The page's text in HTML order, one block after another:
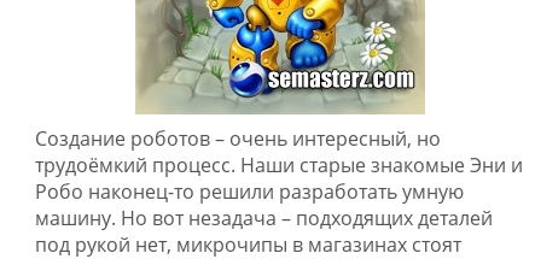
Создание роботов – очень интересный, но
трудоёмкий процесс. Наши старые знакомые Эни и
Робо наконец-то решили разработать умную
машину. Но вот незадача – подходящих деталей
под рукой нет, микрочипы в магазинах стоят